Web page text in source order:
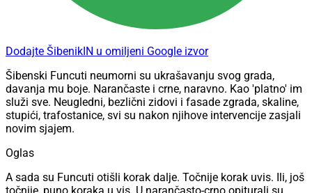
Dodajte ŠibenikIN u omiljeni Google izvor
Šibenski Funcuti neumorni su ukrašavanju svog grada,
davanja mu boje. Narančaste i crne, naravno. Kao 'platno' im
služi sve. Neugledni, bezlični zidovi i fasade zgrada, skaline,
stupići, trafostanice, svi su nakon njihove intervencije zasjali
novim sjajem.
Oglas
A sada su Funcuti otišli korak dalje. Točnije korak uvis. Ili, još